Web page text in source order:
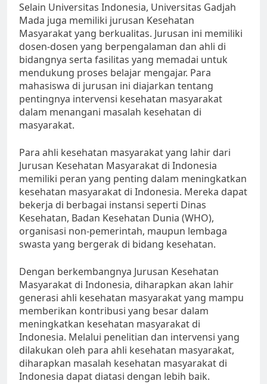
Selain Universitas Indonesia, Universitas Gadjah
Mada juga memiliki jurusan Kesehatan
Masyarakat yang berkualitas. Jurusan ini memiliki
dosen-dosen yang berpengalaman dan ahli di
bidangnya serta fasilitas yang memadai untuk
mendukung proses belajar mengajar. Para
mahasiswa di jurusan ini diajarkan tentang
pentingnya intervensi kesehatan masyarakat
dalam menangani masalah kesehatan di
masyarakat.
Para ahli kesehatan masyarakat yang lahir dari
Jurusan Kesehatan Masyarakat di Indonesia
memiliki peran yang penting dalam meningkatkan
kesehatan masyarakat di Indonesia. Mereka dapat
bekerja di berbagai instansi seperti Dinas
Kesehatan, Badan Kesehatan Dunia (WHO),
organisasi non-pemerintah, maupun lembaga
swasta yang bergerak di bidang kesehatan.
Dengan berkembangnya Jurusan Kesehatan
Masyarakat di Indonesia, diharapkan akan lahir
generasi ahli kesehatan masyarakat yang mampu
memberikan kontribusi yang besar dalam
meningkatkan kesehatan masyarakat di
Indonesia. Melalui penelitian dan intervensi yang
dilakukan oleh para ahli kesehatan masyarakat,
diharapkan masalah kesehatan masyarakat di
Indonesia dapat diatasi dengan lebih baik.